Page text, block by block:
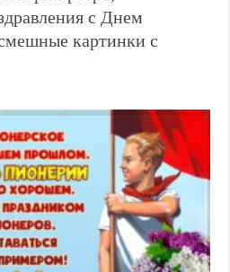
с Днем
картинки с